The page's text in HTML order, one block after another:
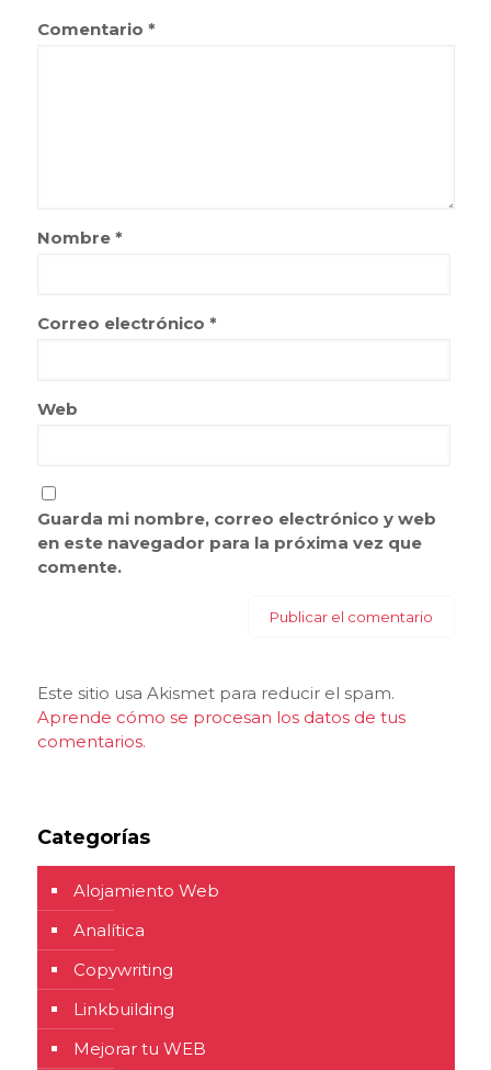
Comentario *
Nombre *
Correo electrónico *
Web
Guarda mi nombre, correo electrónico y web
en este navegador para la próxima vez que
comente.
Este sitio usa Akismet para reducir el spam.
Aprende cómo se procesan los datos de tus
comentarios.
Categorías
Alojamiento Web
Analítica
Copywriting
Linkbuilding
Mejorar tu WEB